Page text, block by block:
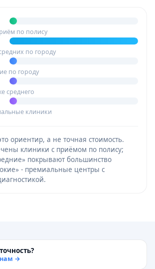
по полису
по городу
по городу
среднего
клиники
ориентир, а не точная стоимость.
клиники с приёмом по полису;
покрывают большинство
- премиальные центры с
→